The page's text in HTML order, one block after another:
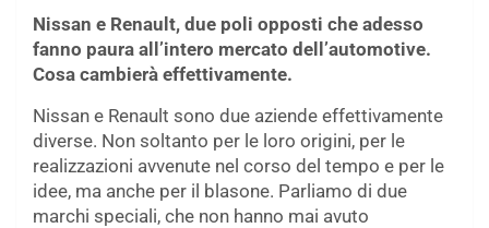
Nissan e Renault, due poli opposti che adesso
fanno paura all’intero mercato dell’automotive.
Cosa cambierà effettivamente.
Nissan e Renault sono due aziende effettivamente
diverse. Non soltanto per le loro origini, per le
realizzazioni avvenute nel corso del tempo e per le
idee, ma anche per il blasone. Parliamo di due
marchi speciali, che non hanno mai avuto